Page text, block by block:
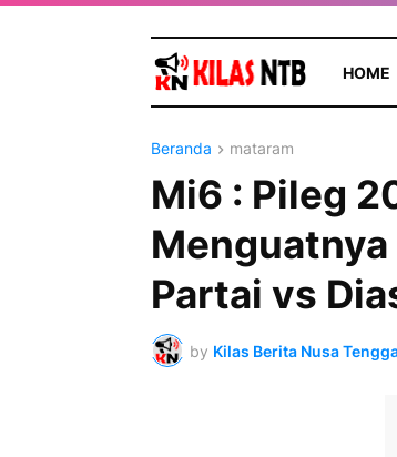
HOME
Beranda mataram
Mi6 : Pileg
Partai vs
by Kilas Berita Nusa